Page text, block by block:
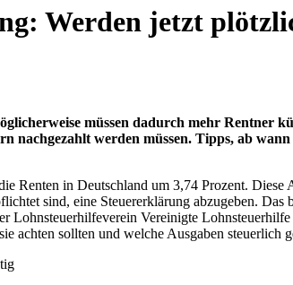
Werden jetzt
müssen dadurch mehr Rentner
nachgezahlt werden müssen. Tipps, ab
Renten in Deutschland um 3,74 Prozent.
sind, eine Steuererklärung abzugeben. Das
Lohnsteuerhilfeverein Vereinigte
achten sollten und welche Ausgaben steuerlich